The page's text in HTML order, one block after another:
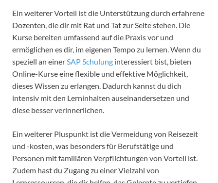
Ein weiterer Vorteil ist die Unterstützung durch erfahrene
Dozenten, die dir mit Rat und Tat zur Seite stehen. Die
Kurse bereiten umfassend auf die Praxis vor und
ermöglichen es dir, im eigenen Tempo zu lernen. Wenn du
speziell an einerSAP Schulung interessiert bist, bieten
Online-Kurse eine flexible und effektive Möglichkeit,
dieses Wissen zu erlangen. Dadurch kannst du dich
intensiv mit den Lerninhalten auseinandersetzen und
diese besser verinnerlichen.
Ein weiterer Pluspunkt ist die Vermeidung von Reisezeit
und -kosten, was besonders für Berufstätige und
Personen mit familiären Verpflichtungen von Vorteil ist.
Zudem hast du Zugang zu einer Vielzahl von